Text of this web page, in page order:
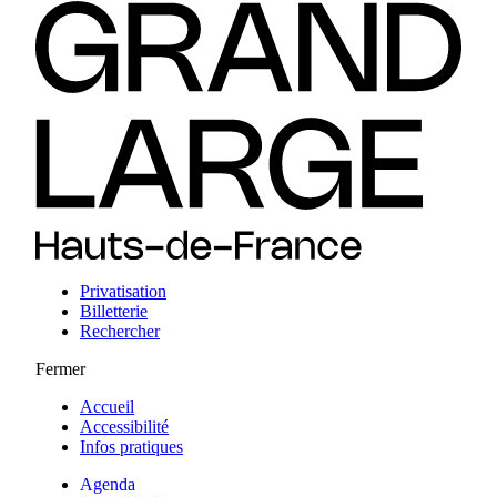
Privatisation
Billetterie
Rechercher
Fermer
Accueil
Accessibilité
Infos pratiques
Agenda